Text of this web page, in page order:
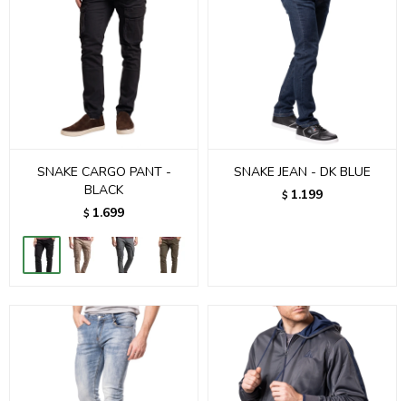
SNAKE CARGO PANT -
BLACK
$ 1.699
SNAKE JEAN - DK BLUE
$ 1.199